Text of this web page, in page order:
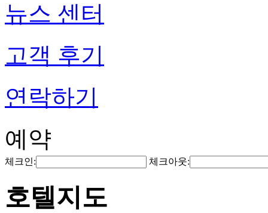
뉴스 센터
고객 후기
연락하기
예약
체크인: 체크아웃:
호텔지도